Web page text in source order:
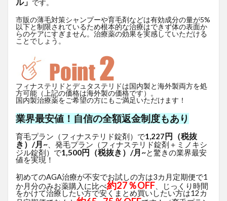
です。
市販の薄毛対策シャンプーや育毛剤などは有効成分の量が5%
以下と制限されているため根本的な治療はできず体の表面か
らのケアにすぎません。治療薬の効果を実感していただける
ことでしょう。
フィナステリドとデュタステリドは国内製と海外製両方を処
方可能（上記の価格は海外製の価格です）。
国内製治療薬をご希望の方にもご満足いただけます！
業界最安値！自信の全額返金制度もあり
育毛プラン（フィナステリド錠剤）で1,227円（税抜
き）/月~ 、発毛プラン（フィナステリド錠剤＋ミノキシ
ジル錠剤）で1,500円（税抜き）/月~と驚きの業界最安
値を実現！
初めてのAGA治療が不安でお試しの方は3カ月定期便で1
か月分のみお薬購入に比べ約27％OFF 、じっくり時間
をかけて治療したい方で安くまとめ買いしたい方は12カ